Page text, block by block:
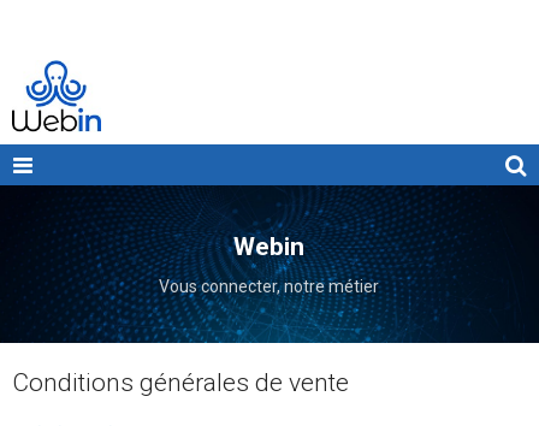
Webin
Vous connecter, notre métier
Conditions générales de vente